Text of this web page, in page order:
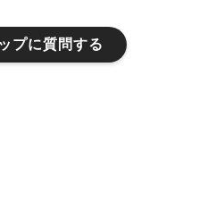
プに質問する